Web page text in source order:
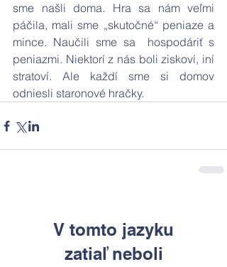
sme našli doma. Hra sa nám veľmi
páčila, mali sme „skutočné“ peniaze a
mince. Naučili sme sa  hospodáriť s
peniazmi. Niektorí z nás boli ziskoví, iní
stratoví. Ale každí sme si domov
odniesli staronové hračky.
V tomto jazyku
zatiaľ neboli